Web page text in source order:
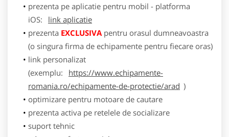
prezenta pe aplicatie pentru mobil - platforma
iOS:
link aplicatie
prezenta EXCLUSIVApentru orasul dumneavoastra
(o singura firma de echipamente pentru fiecare oras)
link personalizat
(exemplu:
https://www.echipamente-
romania.ro/echipamente-de-protectie/arad )
optimizare pentru motoare de cautare
prezenta activa pe retelele de socializare
suport tehnic